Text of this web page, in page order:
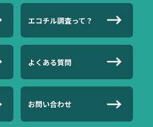
エコチル調査って？
よくある質問
お問い合わせ